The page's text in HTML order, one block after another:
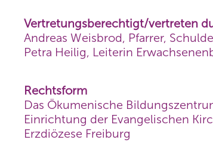
Vertretungsberechtigt/vertreten
Andreas Weisbrod, Pfarrer,
Petra Heilig, Leiterin
Rechtsform
Das Ökumenische
Einrichtung der Evangelischen
Erzdiözese Freiburg